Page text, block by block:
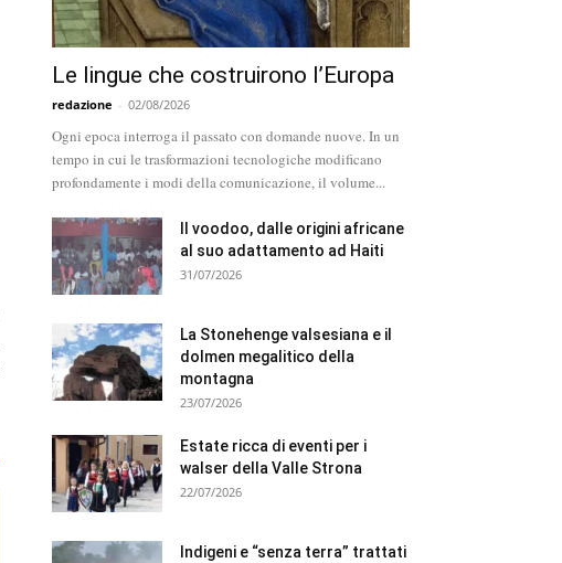
Le lingue che costruirono l’Europa
redazione - 02/08/2026
Ogni epoca interroga il passato con domande nuove. In un
tempo in cui le trasformazioni tecnologiche modificano
profondamente i modi della comunicazione, il volume...
Il voodoo, dalle origini africane
al suo adattamento ad Haiti
31/07/2026
La Stonehenge valsesiana e il
dolmen megalitico della
montagna
23/07/2026
Estate ricca di eventi per i
walser della Valle Strona
22/07/2026
Indigeni e “senza terra” trattati